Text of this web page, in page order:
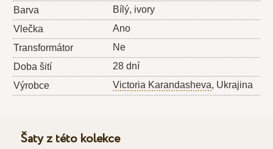
Barva
Bílý, ivory
Vlečka
Ano
Transformátor
Ne
Doba šití
28 dní
Výrobce
Victoria Karandasheva, Ukrajina
Šaty z této kolekce